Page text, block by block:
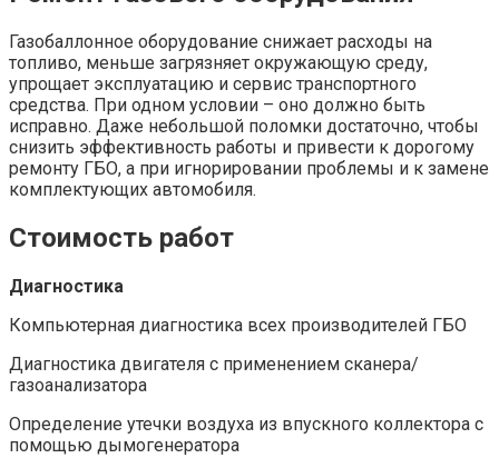
Газобаллонное оборудование снижает расходы на
топливо, меньше загрязняет окружающую среду,
упрощает эксплуатацию и сервис транспортного
средства. При одном условии – оно должно быть
исправно. Даже небольшой поломки достаточно, чтобы
снизить эффективность работы и привести к дорогому
ремонту ГБО, а при игнорировании проблемы и к замене
комплектующих автомобиля.
Стоимость работ
Диагностика
Компьютерная диагностика всех производителей ГБО
Диагностика двигателя с применением сканера/
газоанализатора
Определение утечки воздуха из впускного коллектора с
помощью дымогенератора